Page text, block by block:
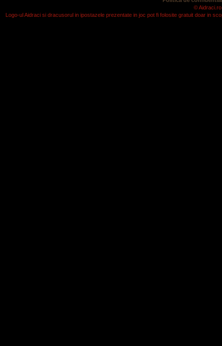
©
Logo-ul Aidraci si dracusorul in ipostazele prezentate in joc pot fi folosite gratuit doar in